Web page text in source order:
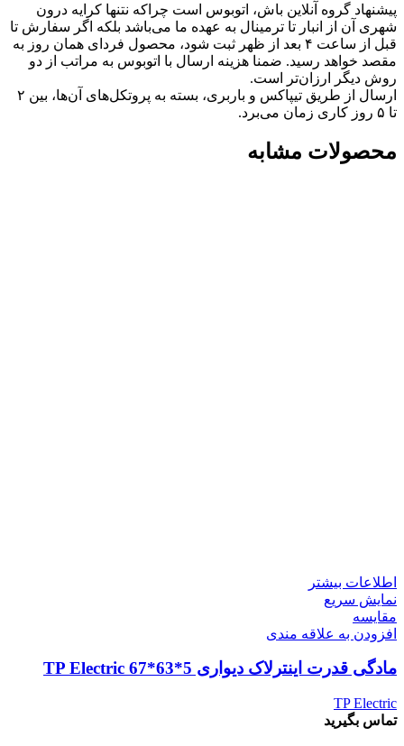
پیشنهاد گروه آنلاین باش، اتوبوس است چرا‌که نتنها کرایه درون
شهری آن از انبار تا ترمینال به عهده ما می‌باشد بلکه اگر سفارش تا
قبل از ساعت ۴ بعد از ظهر ثبت شود، محصول فردای همان روز به
مقصد خواهد رسید. ضمنا هزینه ارسال با اتوبوس به مراتب از دو
روش دیگر ارزان‌تر است.
ارسال از طریق تیپاکس و باربری، بسته به پروتکل‌های آن‌ها، بین ۲
تا ۵ روز کاری زمان می‌برد.
محصولات مشابه
اطلاعات بیشتر
نمایش سریع
مقايسه
افزودن به علاقه مندی
مادگی قدرت اینترلاک دیواری 5*63*67 TP Electric
TP Electric
تماس بگیرید